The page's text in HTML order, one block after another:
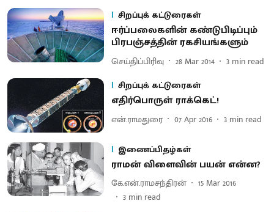
சிறப்புக் கட்டுரைகள்
ஈர்ப்பலைகளின் கண்டுபிடிப்பும்
பிரபஞ்சத்தின் ரகசியங்களும்
செய்திப்பிரிவு 28 Mar 2014 3 min read
சிறப்புக் கட்டுரைகள்
எதிர்பொருள் ராக்கெட்!
என்.ராமதுரை 07 Apr 2016 3 min read
இணைப்பிதழ்கள்
ராமன் விளைவின் பயன் என்ன?
கே.என்.ராமசந்திரன்
15 Mar 2016
3 min read